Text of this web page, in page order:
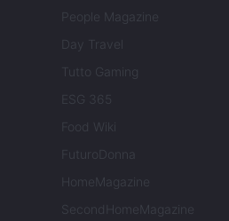
People Magazine
Day Travel
Tutto Gaming
ESG 365
Food Wiki
FuturoDonna
HomeMagazine
SecondHomeMagazine